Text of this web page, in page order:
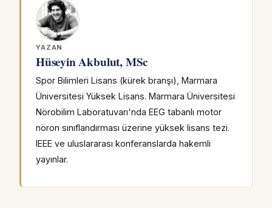
YAZAN
Hüseyin Akbulut, MSc
Spor Bilimleri Lisans (kürek branşı), Marmara
Üniversitesi Yüksek Lisans. Marmara Üniversitesi
Nörobilim Laboratuvarı'nda EEG tabanlı motor
nöron sınıflandırması üzerine yüksek lisans tezi.
IEEE ve uluslararası konferanslarda hakemli
yayınlar.